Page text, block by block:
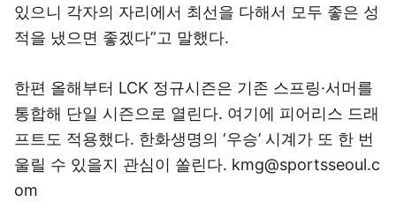
있으니 각자의 자리에서 최선을 다해서 모두 좋은 성
적을 냈으면 좋겠다”고 말했다.
한편 올해부터 LCK 정규시즌은 기존 스프링·서머를
통합해 단일 시즌으로 열린다. 여기에 피어리스 드래
프트도 적용했다. 한화생명의 ‘우승’ 시계가 또 한 번
울릴 수 있을지 관심이 쏠린다. kmg@sportsseoul.c
om